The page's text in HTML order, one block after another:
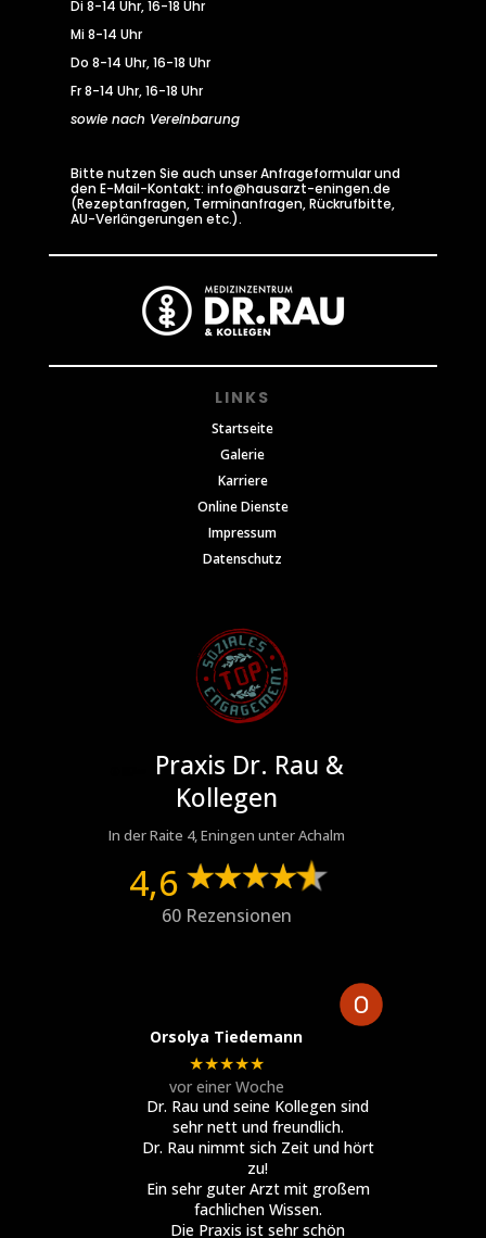
Di 8-14 Uhr, 16-18 Uhr
Mi 8-14 Uhr
Do 8-14 Uhr, 16-18 Uhr
Fr 8-14 Uhr, 16-18 Uhr
sowie nach Vereinbarung
Bitte nutzen Sie auch unser Anfrageformular und
den E-Mail-Kontakt: info@hausarzt-eningen.de
(Rezeptanfragen, Terminanfragen, Rückrufbitte,
AU-Verlängerungen etc.).
LINKS
Startseite
Galerie
Karriere
Online Dienste
Impressum
Datenschutz
Praxis Dr. Rau &
Kollegen
In der Raite 4, Eningen unter Achalm
4,6
60 Rezensionen
Orsolya Tiedemann
★★★★★
vor einer Woche
Dr. Rau und seine Kollegen sind
sehr nett und freundlich.
Dr. Rau nimmt sich Zeit und hört
zu!
Ein sehr guter Arzt mit großem
fachlichen Wissen.
Die Praxis ist sehr schön